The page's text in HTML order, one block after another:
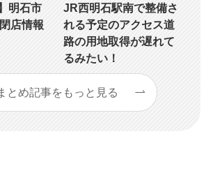
明石市
店情報
JR西明石駅南で整備さ
れる予定のアクセス道
路の用地取得が遅れて
るみたい！
とめ記事をもっと見る